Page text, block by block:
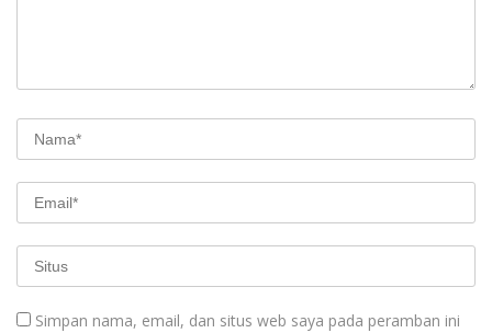
Simpan nama, email, dan situs web saya pada peramban ini